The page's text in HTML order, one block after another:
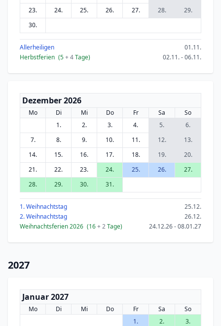
23.
24. 25. 26. 27. 28.
29.
30.
Allerheiligen
01.11.
Herbstferien (5+ 4Tage) 02.11. - 06.11.
Dezember 2026
Mo Di Mi Do Fr Sa
So
1.
2. 3. 4. 5.
6.
7.
8. 9. 10. 11. 12.
13.
14.
15. 16. 17. 18. 19.
20.
21.
22. 23. 24. 25. 26.
27.
28.
29. 30. 31.
1. Weihnachtstag
25.12.
2. Weihnachtstag
26.12.
Weihnachtsferien 2026 (16+ 2Tage) 24.12.26 - 08.01.27
2027
Januar 2027
Mo Di Mi Do Fr Sa
So
1.
2.
3.